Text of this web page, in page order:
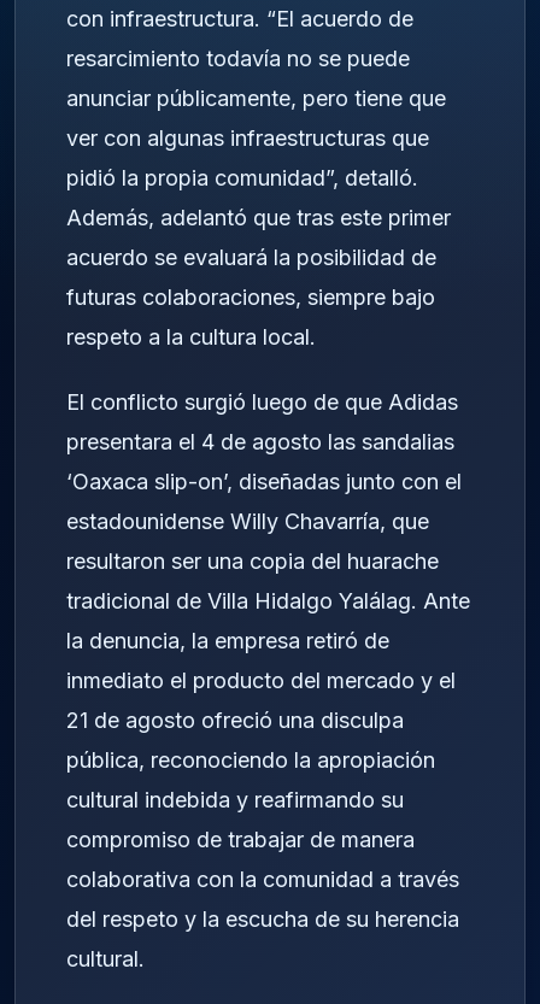
con infraestructura. “El acuerdo de
resarcimiento todavía no se puede
anunciar públicamente, pero tiene que
ver con algunas infraestructuras que
pidió la propia comunidad”, detalló.
Además, adelantó que tras este primer
acuerdo se evaluará la posibilidad de
futuras colaboraciones, siempre bajo
respeto a la cultura local.
El conflicto surgió luego de que Adidas
presentara el 4 de agosto las sandalias
‘Oaxaca slip-on’, diseñadas junto con el
estadounidense Willy Chavarría, que
resultaron ser una copia del huarache
tradicional de Villa Hidalgo Yalálag. Ante
la denuncia, la empresa retiró de
inmediato el producto del mercado y el
21 de agosto ofreció una disculpa
pública, reconociendo la apropiación
cultural indebida y reafirmando su
compromiso de trabajar de manera
colaborativa con la comunidad a través
del respeto y la escucha de su herencia
cultural.